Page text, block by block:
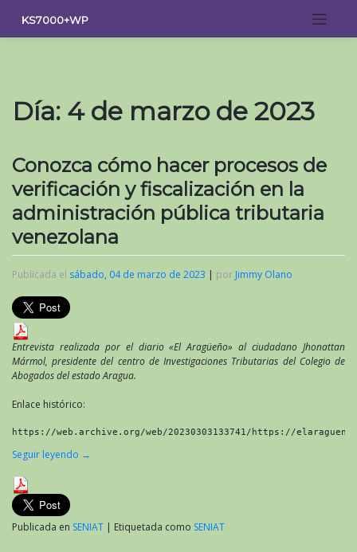
contenido
KS7000+WP
Día: 4 de marzo de 2023
Conozca cómo hacer procesos de
verificación y fiscalización en la
administración pública tributaria
venezolana
Publicada el sábado, 04 de marzo de 2023 | por Jimmy Olano
Entrevista realizada por el diario «El Aragüeño» al ciudadano Jhonattan
Mármol, presidente del centro de Investigaciones Tributarias del Colegio de
Abogados del estado Aragua.
Enlace histórico:
https://web.archive.org/web/20230303133741/https://
Seguir leyendo →
Publicada en SENIAT | Etiquetada como SENIAT